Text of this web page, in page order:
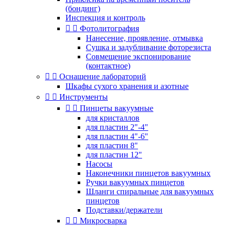
(бондинг)
Инспекция и контроль
  Фотолитография
Нанесение, проявление, отмывка
Сушка и задубливание фоторезиста
Совмещение экспонирование
(контактное)
  Оснащение лабораторий
Шкафы сухого хранения и азотные
  Инструменты
  Пинцеты вакуумные
для кристаллов
для пластин 2"-4"
для пластин 4"-6"
для пластин 8"
для пластин 12"
Насосы
Наконечники пинцетов вакуумных
Ручки вакуумных пинцетов
Шланги спиральные для вакуумных
пинцетов
Подставки/держатели
  Микросварка